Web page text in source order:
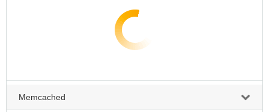
Memcached